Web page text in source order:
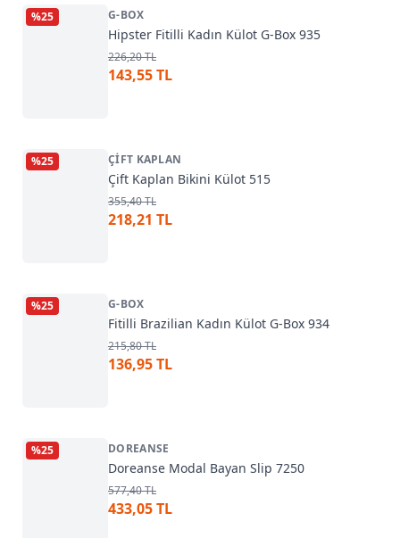
%25 G-BOX
Hipster Fitilli Kadın Külot G-Box 935
226,20 TL
143,55 TL
%25 ÇIFT KAPLAN
Çift Kaplan Bikini Külot 515
355,40 TL
218,21 TL
%25 G-BOX
Fitilli Brazilian Kadın Külot G-Box 934
215,80 TL
136,95 TL
%25 DOREANSE
Doreanse Modal Bayan Slip 7250
577,40 TL
433,05 TL